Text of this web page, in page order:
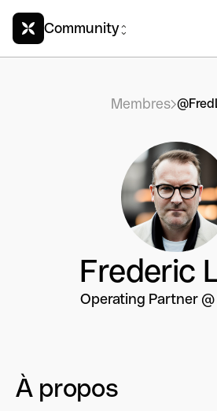
Community
Membres
Frederic
Operating Partner
À propos